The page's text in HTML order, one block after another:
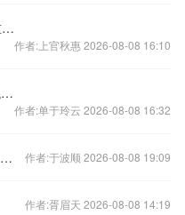
中疾控：11月份新增新冠病毒感染重症病例135例
作者:上官秋惠 2026-08-08 16:10
9连胜！国乒8-1击败韩国队，拿下混合团体世界杯冠军
作者:单于玲云 2026-08-08 16:32
英超球队托特纳姆热刺女足宣布中国球员王霜加盟 作者:于波顺 2026-08-08 19:09
作者:胥眉天 2026-08-08 14:19